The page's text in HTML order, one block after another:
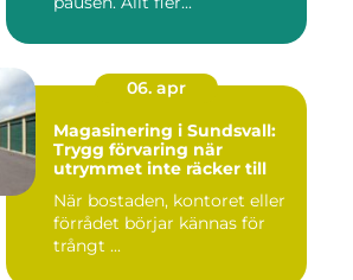
06. apr
Magasinering i Sundsvall:
Trygg förvaring när
utrymmet inte räcker till
När bostaden, kontoret eller
förrådet börjar kännas för
trångt ...